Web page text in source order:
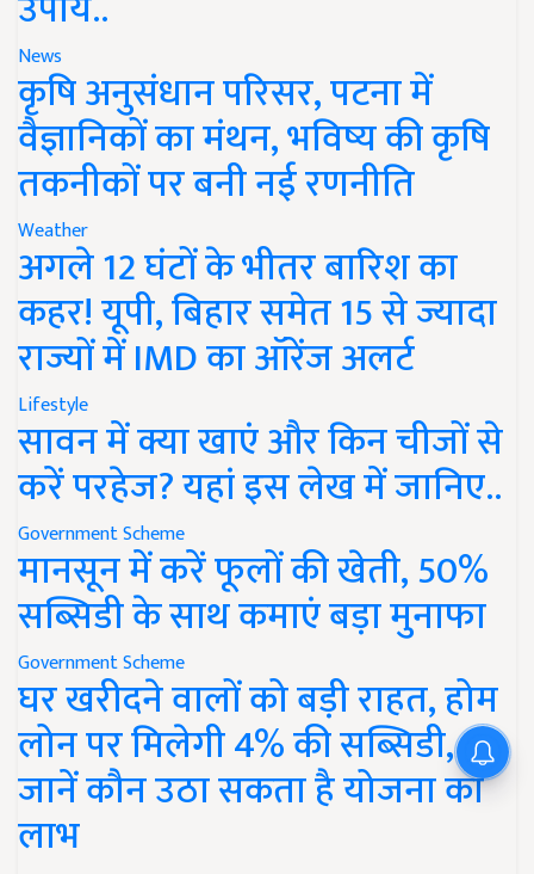
News
कृषि अनुसंधान परिसर, पटना में
वैज्ञानिकों का मंथन, भविष्य की कृषि
तकनीकों पर बनी नई रणनीति
Weather
अगले 12 घंटों के भीतर बारिश का
कहर! यूपी, बिहार समेत 15 से ज्यादा
राज्यों में IMD का ऑरेंज अलर्ट
Lifestyle
सावन में क्या खाएं और किन चीजों से
करें परहेज? यहां इस लेख में जानिए..
Government Scheme
मानसून में करें फूलों की खेती, 50%
सब्सिडी के साथ कमाएं बड़ा मुनाफा
Government Scheme
घर खरीदने वालों को बड़ी राहत, होम
लोन पर मिलेगी 4% की सब्सिडी,
जानें कौन उठा सकता है योजना का
लाभ